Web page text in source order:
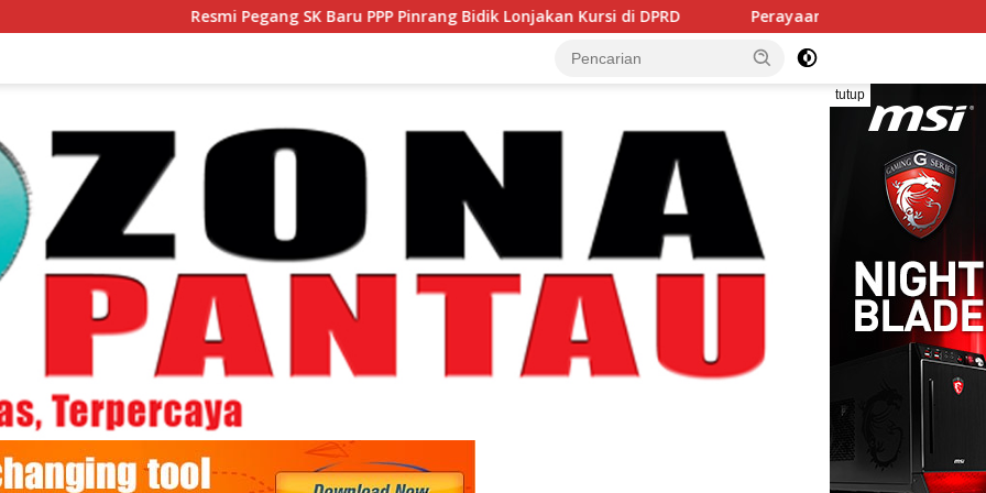
Resmi Pegang SK Baru PPP Pinrang Bidik Lonjakan Kursi di DPRD Perayaan HUT RI ke-81 Resmi Dibuka Bupati
tutup